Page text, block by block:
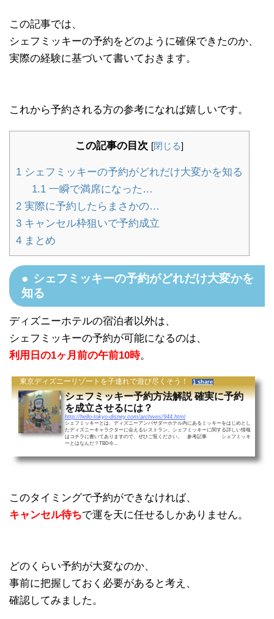
この記事では、
シェフミッキーの予約をどのように確保できたのか、
実際の経験に基づいて書いておきます。
これから予約される方の参考になれば嬉しいです。
この記事の目次 [閉じる]
1 シェフミッキーの予約がどれだけ大変かを知る
1.1一瞬で満席になった…
2 実際に予約したらまさかの…
3 キャンセル枠狙いで予約成立
4 まとめ
シェフミッキーの予約がどれだけ大変かを
知る
ディズニーホテルの宿泊者以外は、
シェフミッキーの予約が可能になるのは、
利用日の1ヶ月前の午前10時。
東京ディズニーリゾートを子連れで遊び尽くそう！ 1 share
シェフミッキー予約方法解説 確実に予約
を成立させるには？
http://hello-tokyo-disney.com/archives/944.html
シェフミッキーとは、ディズニーアンバサダーホテル内にあるミッキーをはじめとし
たディズニーキャラクターに会えるレストラン。シェフミッキーに関する詳しい情報
はコチラに書いてありますので、ぜひご覧ください。 参考記事 シェフミッキ
ーとはなんだ？TBD今...
このタイミングで予約ができなければ、
キャンセル待ちで運を天に任せるしかありません。
どのくらい予約が大変なのか、
事前に把握しておく必要があると考え、
確認してみました。